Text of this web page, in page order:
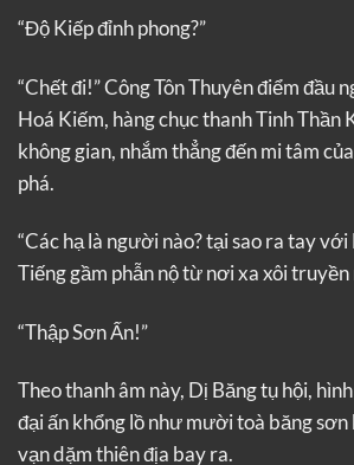
“Độ Kiếp đỉnh phong?”
“Chết đi!” Công Tôn Thuyên điểm đầu
Hoá Kiếm, hàng chục thanh Tinh Thần
không gian, nhắm thẳng đến mi tâm
phá.
“Các hạ là người nào? tại sao ra tay với
Tiếng gầm phẫn nộ từ nơi xa xôi truyền
“Thập Sơn Ấn!”
Theo thanh âm này, Dị Băng tụ hội,
đại ấn khổng lồ như mười toà băng
vạn dặm thiên địa bay ra.